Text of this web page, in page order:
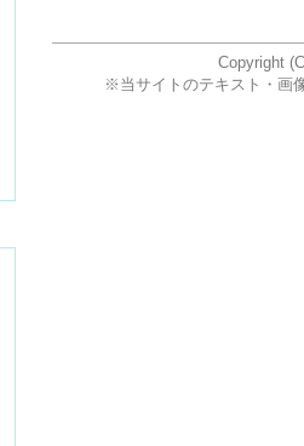
Copyright
※当サイトのテキスト・画